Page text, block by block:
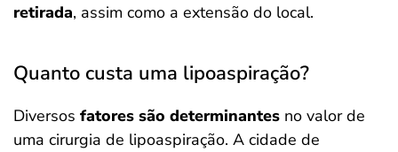
retirada, assim como a extensão do local.
Quanto custa uma lipoaspiração?
Diversos fatores são determinantes no valor de
uma cirurgia de lipoaspiração. A cidade de